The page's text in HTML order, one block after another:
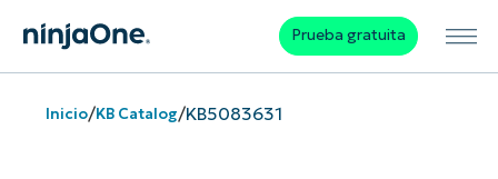
Prueba gratuita
Inicio/KB Catalog/KB5083631